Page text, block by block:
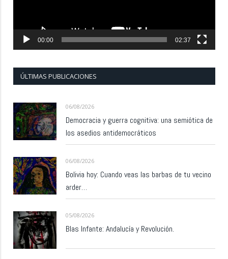
00:00 02:37
ÚLTIMAS PUBLICACIONES
06/08/2026
Democracia y guerra cognitiva: una semiótica de
los asedios antidemocráticos
06/08/2026
Bolivia hoy: Cuando veas las barbas de tu vecino
arder…
05/08/2026
Blas Infante: Andalucía y Revolución.